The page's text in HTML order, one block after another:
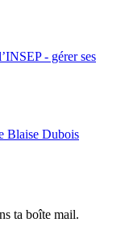
- gérer ses
Blaise Dubois
ta boîte mail.